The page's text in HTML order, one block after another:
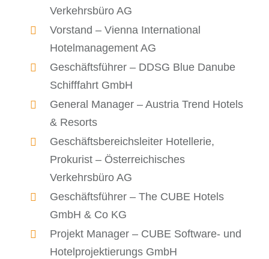
Verkehrsbüro AG
Vorstand – Vienna International
Hotelmanagement AG
Geschäftsführer – DDSG Blue Danube
Schifffahrt GmbH
General Manager – Austria Trend Hotels
& Resorts
Geschäftsbereichsleiter Hotellerie,
Prokurist – Österreichisches
Verkehrsbüro AG
Geschäftsführer – The CUBE Hotels
GmbH & Co KG
Projekt Manager – CUBE Software- und
Hotelprojektierungs GmbH